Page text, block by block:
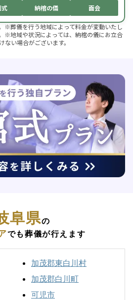
式 納棺の儀 面会
※葬儀を行う地域によって料金が変動いたし
※地域や状況によっては、納棺の儀にお立合
ない場合がございます。
阜県の
でも葬儀が行えます
加茂郡東白川村
加茂郡白川町
可児市